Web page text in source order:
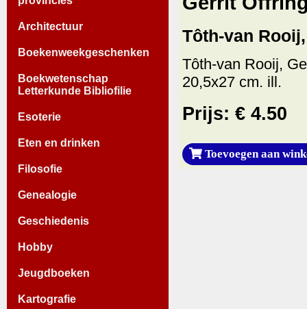
Architectuur
Boekenweekgeschenken
Boekwetenschap
Letterkunde Bibliofilie
Esoterie
Eten en drinken
Filosofie
Genealogie
Geschiedenis
Hobby
Jeugdboeken
Kartografie
Tôth-van
Tôth-van Rooij,
20,5x27 cm. ill.
Prijs: € 4.50
Toevoegen aan